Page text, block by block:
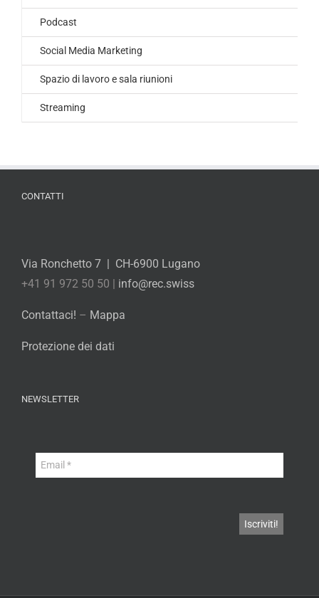
Podcast
Social Media Marketing
Spazio di lavoro e sala riunioni
Streaming
CONTATTI
Via Ronchetto 7 | CH-6900 Lugano
+41 91 972 50 50 | info@rec.swiss
Contattaci! – Mappa
Protezione dei dati
NEWSLETTER